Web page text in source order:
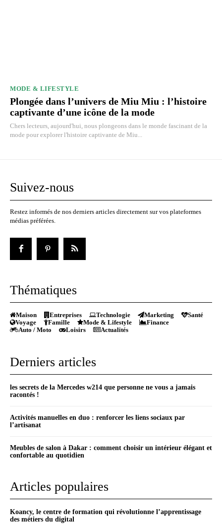
MODE & LIFESTYLE
Plongée dans l’univers de Miu Miu : l’histoire
captivante d’une icône de la mode
Chers lecteurs, aujourd'hui, nous plongeons dans le monde fascinant de la
mode pour explorer l'histoire captivante de Miu...
Suivez-nous
Restez informés de nos derniers articles directement sur vos plateformes
médias préférées.
Thématiques
Maison Entreprises Technologie Marketing
Santé
Voyage
Famille Mode & Lifestyle
Finance
Auto / Moto
Loisirs Actualités
Derniers articles
les secrets de la Mercedes w214 que personne ne vous a jamais
racontés !
Activités manuelles en duo : renforcer les liens sociaux par
l’artisanat
Meubles de salon à Dakar : comment choisir un intérieur élégant et
confortable au quotidien
Articles populaires
Koancy, le centre de formation qui révolutionne l’apprentissage
des métiers du digital